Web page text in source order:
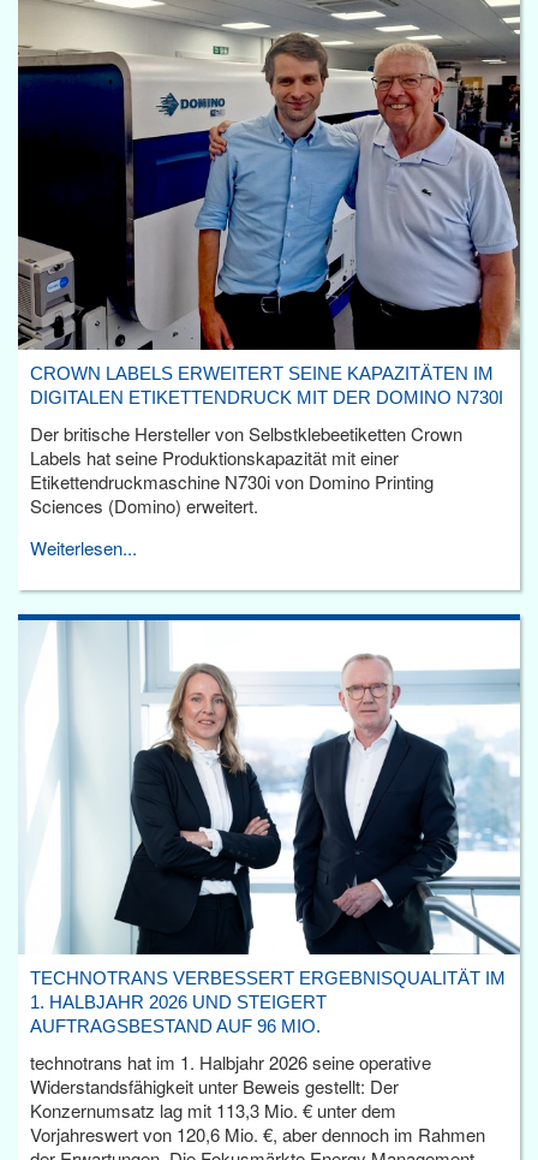
CROWN LABELS ERWEITERT SEINE KAPAZITÄTEN IM
DIGITALEN ETIKETTENDRUCK MIT DER DOMINO N730I
Der britische Hersteller von Selbstklebeetiketten Crown
Labels hat seine Produktionskapazität mit einer
Etikettendruckmaschine N730i von Domino Printing
Sciences (Domino) erweitert.
Weiterlesen...
TECHNOTRANS VERBESSERT ERGEBNISQUALITÄT IM
1. HALBJAHR 2026 UND STEIGERT
AUFTRAGSBESTAND AUF 96 MIO.
technotrans hat im 1. Halbjahr 2026 seine operative
Widerstandsfähigkeit unter Beweis gestellt: Der
Konzernumsatz lag mit 113,3 Mio. € unter dem
Vorjahreswert von 120,6 Mio. €, aber dennoch im Rahmen